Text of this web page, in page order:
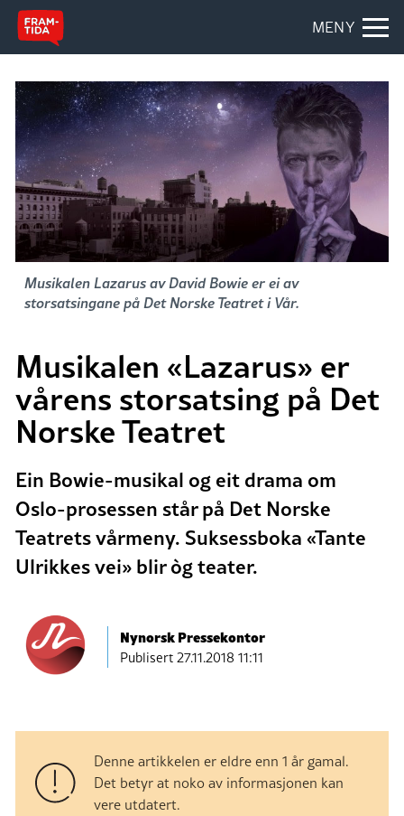
MENY
Musikalen Lazarus av David Bowie er ei av
storsatsingane på Det Norske Teatret i Vår.
Musikalen «Lazarus» er
vårens storsatsing på Det
Norske Teatret
Ein Bowie-musikal og eit drama om
Oslo-prosessen står på Det Norske
Teatrets vårmeny. Suksessboka «Tante
Ulrikkes vei» blir òg teater.
Nynorsk Pressekontor
Publisert27.11.2018 11:11
Denne artikkelen er eldre enn 1 år gamal.
Det betyr at noko av informasjonen kan
vere utdatert.